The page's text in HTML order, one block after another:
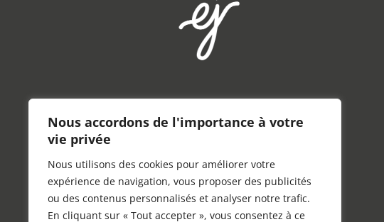
Nous accordons de l'importance à votre
vie privée
Nous utilisons des cookies pour améliorer votre
expérience de navigation, vous proposer des publicités
ou des contenus personnalisés et analyser notre trafic.
En cliquant sur « Tout accepter », vous consentez à ce